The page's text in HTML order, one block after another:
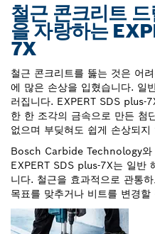
철근 콘크리트
을 자랑하는
7X
철근 콘크리트를 뚫는 것은 어
에 많은 손상을 입혔습니다. 일
러집니다. EXPERT SDS plus-
한 한 조각의 금속으로 만든 첨
없으며 부딪혀도 쉽게 손상되지
Bosch Carbide Technology와
EXPERT SDS plus-7X는 일반
니다. 철근을 효과적으로 관통
목표를 맞추거나 비트를 변경할